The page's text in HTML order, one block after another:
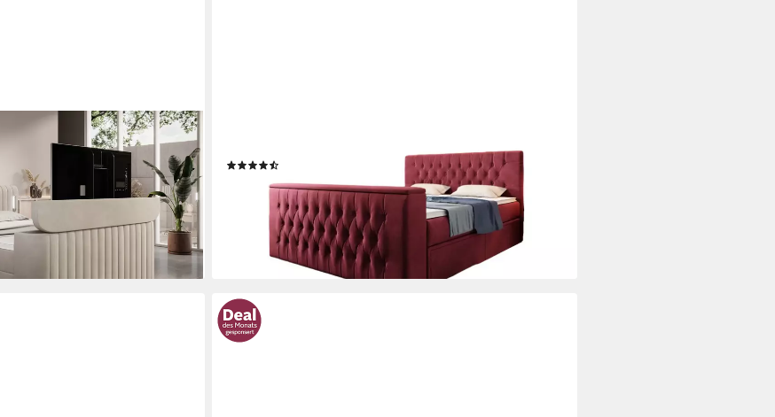
Lift, mit Bettkasten, TFK-
LED-Beleuchtung
Boxspringbett Velano, mit TV Lift und Stauraum
ab 1.749,00 € 2.269,00 €
lieferbar in 5 Wochen
+2